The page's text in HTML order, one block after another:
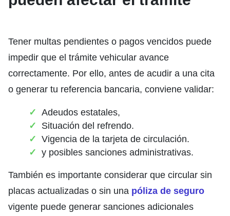
Tener multas pendientes o pagos vencidos puede
impedir que el trámite vehicular avance
correctamente. Por ello, antes de acudir a una cita
o generar tu referencia bancaria, conviene validar:
Adeudos estatales,
Situación del refrendo.
Vigencia de la tarjeta de circulación.
y posibles sanciones administrativas.
También es importante considerar que circular sin
placas actualizadas o sin una póliza de seguro
vigente puede generar sanciones adicionales